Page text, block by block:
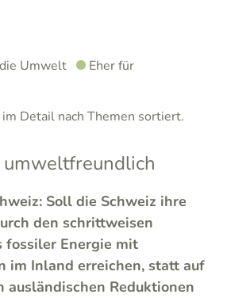
Umwelt Eher für
Detail nach Themen sortiert.
umweltfreundlich
Soll die Schweiz ihre
den schrittweisen
fossiler Energie mit
im Inland erreichen, statt auf
ausländischen Reduktionen